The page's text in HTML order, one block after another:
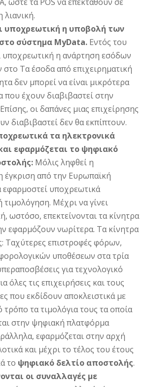
υποχρεωτική η υποβολή των
σύστημα MyData. Εντός του
υποχρεωτική η ανάρτηση εσόδων
στο Τα έσοδα από επιχειρηματική
δεν μπορεί να είναι μικρότερα
που έχουν διαβιβαστεί στην
οι δαπάνες μιας επιχείρησης
διαβιβαστεί δεν θα εκπίπτουν.
τα ηλεκτρονικά
εφαρμόζεται το ψηφιακό
Μόλις ληφθεί η
έγκριση από την Ευρωπαϊκή
εφαρμοστεί υποχρεωτικά
τιμολόγηση. Μέχρι να γίνει
ωστόσο, επεκτείνονται τα κίνητρα
εφαρμόζουν νωρίτερα. Τα κίνητρα
Ταχύτερες επιστροφές φόρων,
υποθέσεων στα τρία
για τεχνολογικό
όλες τις επιχειρήσεις και τους
που εκδίδουν αποκλειστικά με
τρόπο τα τιμολόγια τους τα οποία
στην ψηφιακή πλατφόρμα
εφαρμόζεται στην αρχή
και μέχρι το τέλος του έτους
το ψηφιακό δελτίο αποστολής.
οι συναλλαγές με